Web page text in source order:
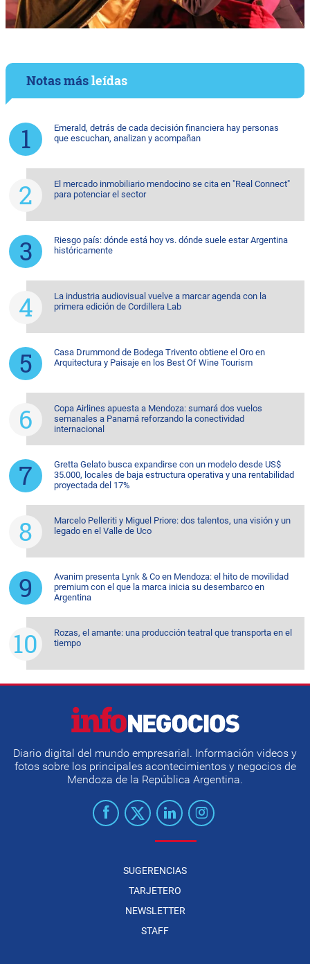
Notas másleídas
Emerald, detrás de cada decisión financiera hay personas
que escuchan, analizan y acompañan
El mercado inmobiliario mendocino se cita en "Real Connect"
para potenciar el sector
Riesgo país: dónde está hoy vs. dónde suele estar Argentina
históricamente
La industria audiovisual vuelve a marcar agenda con la
primera edición de Cordillera Lab
Casa Drummond de Bodega Trivento obtiene el Oro en
Arquitectura y Paisaje en los Best Of Wine Tourism
Copa Airlines apuesta a Mendoza: sumará dos vuelos
semanales a Panamá reforzando la conectividad
internacional
Gretta Gelato busca expandirse con un modelo desde US$
35.000, locales de baja estructura operativa y una rentabilidad
proyectada del 17%
Marcelo Pelleriti y Miguel Priore: dos talentos, una visión y un
legado en el Valle de Uco
Avanim presenta Lynk & Co en Mendoza: el hito de movilidad
premium con el que la marca inicia su desembarco en
Argentina
Rozas, el amante: una producción teatral que transporta en el
tiempo
Diario digital del mundo empresarial. Información videos y
fotos sobre los principales acontecimientos y negocios de
Mendoza de la República Argentina.
SUGERENCIAS
TARJETERO
NEWSLETTER
STAFF